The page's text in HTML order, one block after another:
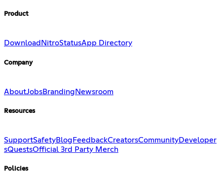
Product
Download NitroStatusApp Directory
Company
AboutJobsBranding Newsroom
Resources
SupportSafetyBlog FeedbackCreatorsCommunityDeveloper
sQuestsOfficial 3rd Party Merch
Policies